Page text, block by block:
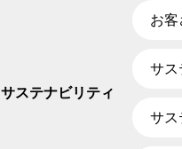
サステナビリティ
お客
サス
サス